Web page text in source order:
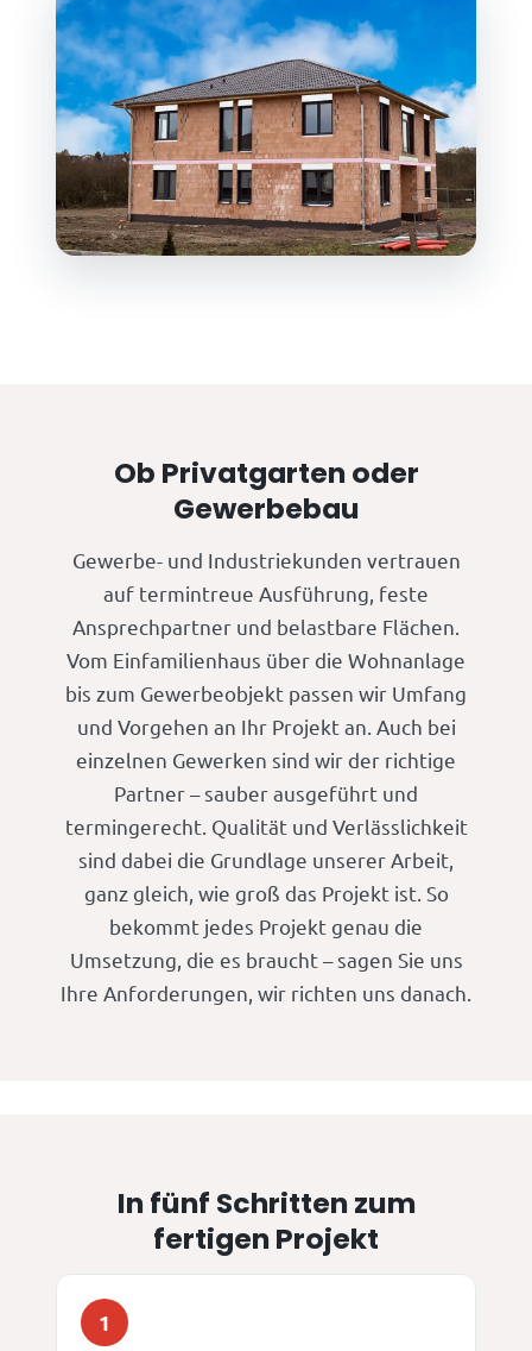
Ob Privatgarten oder
Gewerbebau
Gewerbe- und Industriekunden vertrauen
auf termintreue Ausführung, feste
Ansprechpartner und belastbare Flächen.
Vom Einfamilienhaus über die Wohnanlage
bis zum Gewerbeobjekt passen wir Umfang
und Vorgehen an Ihr Projekt an. Auch bei
einzelnen Gewerken sind wir der richtige
Partner – sauber ausgeführt und
termingerecht. Qualität und Verlässlichkeit
sind dabei die Grundlage unserer Arbeit,
ganz gleich, wie groß das Projekt ist. So
bekommt jedes Projekt genau die
Umsetzung, die es braucht – sagen Sie uns
Ihre Anforderungen, wir richten uns danach.
In fünf Schritten zum
fertigen Projekt
1